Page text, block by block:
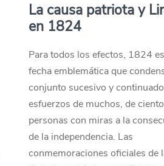
La causa patriota y
en 1824
Para todos los efectos, 1824
fecha emblemática que
conjunto sucesivo y
esfuerzos de muchos, de
personas con miras a la
de la independencia. Las
conmemoraciones oficiales de